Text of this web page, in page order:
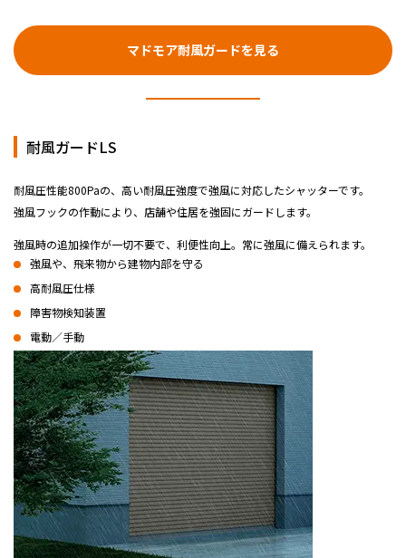
マドモア耐風ガードを見る
耐風ガードLS
耐風圧性能800Paの、高い耐風圧強度で強風に対応したシャッターです。
強風フックの作動により、店舗や住居を強固にガードします。
強風時の追加操作が一切不要で、利便性向上。常に強風に備えられます。
強風や、飛来物から建物内部を守る
高耐風圧仕様
障害物検知装置
電動／手動